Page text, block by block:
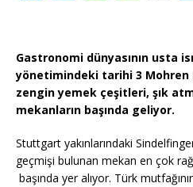
e
b
o
o
k
te
r
s
A
p
p
a
g
e
y
Li
n
k
Gastronomi dünyasının usta
yönetimindeki tarihi 3
zengin yemek çeşitleri, şık
mekanların başında geliyor.
Stuttgart yakınlarındaki
geçmişi bulunan mekan en çok
başında yer alıyor. Türk